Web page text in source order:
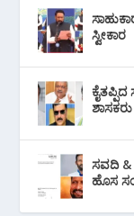
ಸ್ವೀಕಾರ
‌ಶಾಸಕರು
ಸವದಿ &
ಹೊಸ